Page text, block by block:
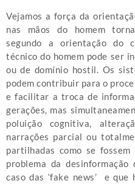
Vejamos a força da
nas mãos do homem
segundo a orientação do
técnico do homem pode ser
ou de domínio hostil. Os
podem contribuir para o
e facilitar a troca de
gerações, mas
poluição cognitiva,
narrações parcial ou
partilhadas como se
problema da
caso das ‘fake news’ e que